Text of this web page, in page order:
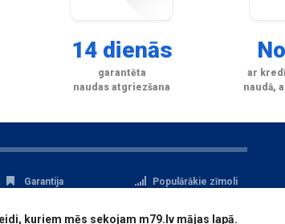
14 dienās
garantēta
naudas atgriezšana
ar
naudā,
Garantija
Populārākie zīmoli
Datu aizsardzība
Reģistrācija
kuriem mēs sekojam m79.lv mājas lapā.